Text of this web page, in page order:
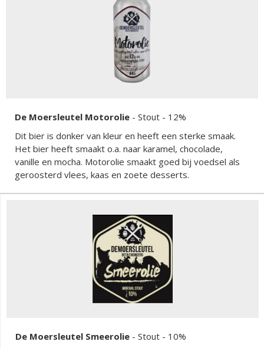
De Moersleutel Motorolie - Stout - 12%
Dit bier is donker van kleur en heeft een sterke smaak.
Het bier heeft smaakt o.a. naar karamel, chocolade,
vanille en mocha. Motorolie smaakt goed bij voedsel als
geroosterd vlees, kaas en zoete desserts.
De Moersleutel Smeerolie - Stout - 10%